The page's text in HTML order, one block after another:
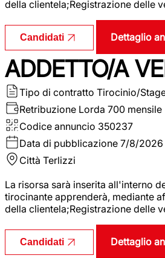
della clientela;Registrazione delle
Candidati Dettaglio
ADDETTO/A
Tipo di contratto Tirocinio/
Retribuzione Lorda 700 mensile
Codice annuncio 350237
Data di pubblicazione 7/8/2026
Città Terlizzi
La risorsa sarà inserita all'interno
tirocinante apprenderà, mediante
della clientela;Registrazione delle
Candidati Dettaglio